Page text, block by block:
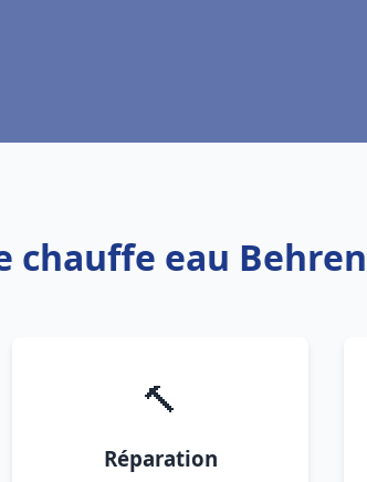
eau
🔨
Réparation